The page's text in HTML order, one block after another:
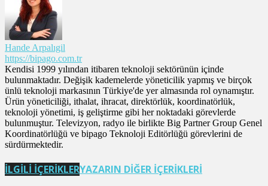
Hande Arpalıgil
https://bipago.com.tr
Kendisi 1999 yılından itibaren teknoloji sektörünün içinde
bulunmaktadır. Değişik kademelerde yöneticilik yapmış ve birçok
ünlü teknoloji markasının Türkiye'de yer almasında rol oynamıştır.
Ürün yöneticiliği, ithalat, ihracat, direktörlük, koordinatörlük,
teknoloji yönetimi, iş geliştirme gibi her noktadaki görevlerde
bulunmuştur. Televizyon, radyo ile birlikte Big Partner Group Genel
Koordinatörlüğü ve bipago Teknoloji Editörlüğü görevlerini de
sürdürmektedir.
İLGİLİ İÇERİKLERYAZARIN DİĞER İÇERİKLERİ